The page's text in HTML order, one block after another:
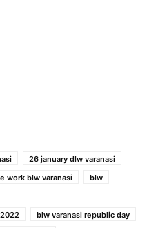
26 january dlw varanasi
work blw varanasi
blw
blw varanasi republic day